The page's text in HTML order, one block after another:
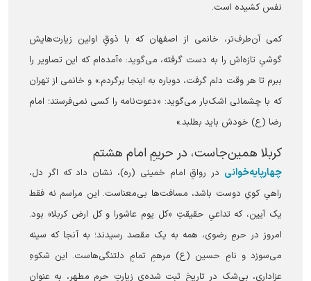
نفس کشیده است.
کمی آن‌طرف‌تر، خانمی از اصفهان که با ذوقِ اولین زیارت‌هایش
گوشیِ تازه‌اش را به دست گرفته، می‌گوید: «آمده‌ام که این تصاویر را
ببرم تا هر وقت دلم گرفت، دوباره به اینجا برگردم.» و خانمی از تهران
که با چشمانی اشک‌بار می‌گوید: «دعوت‌نامه را کسی نمی‌فرستد؛ امام
رضا (ع) خودش باید بطلبد.»
کربلا همین‌جاست، در حریمِ امام هشتم
چهارپایه‌خوانی در رواقِ امام خمینی (ره)، نشان داد که اگر دل،
راهیِ کویِ دوست باشد، مسافت‌ها بی‌معناست. این مراسم نه فقط
یک آیین، که تداعیِ حقیقتِ «کل یوم عاشورا و کل ارض کربلا» بود.
امروز در حرمِ رضوی، همه به یک مقصد رسیدند؛ به آنجا که سینه
می‌سوزد و نامِ حسین (ع) مرهمِ تمامِ دلتنگی‌هاست. این شکوهِ
عزاداری، بی‌شک در تاریخِ ثبت شده‌یِ زیارتِ حرمِ مطهر، به عنوانِ